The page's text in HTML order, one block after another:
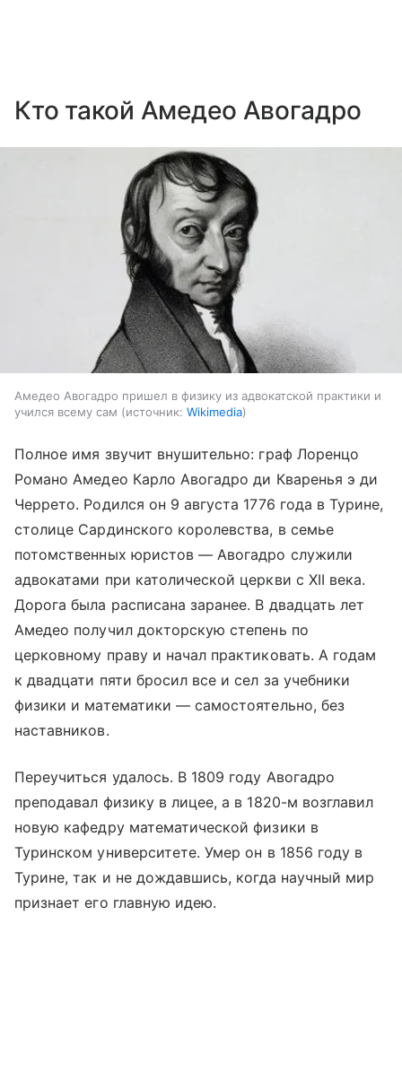
Кто такой Амедео Авогадро
Амедео Авогадро пришел в физику из адвокатской практики и
учился всему сам
источник: Wikimedia
Полное имя звучит внушительно: граф Лоренцо
Романо Амедео Карло Авогадро ди Кваренья э ди
Черрето. Родился он 9 августа 1776 года в Турине,
столице Сардинского королевства, в семье
потомственных юристов — Авогадро служили
адвокатами при католической церкви с XII века.
Дорога была расписана заранее. В двадцать лет
Амедео получил докторскую степень по
церковному праву и начал практиковать. А годам
к двадцати пяти бросил все и сел за учебники
физики и математики — самостоятельно, без
наставников.
Переучиться удалось. В 1809 году Авогадро
преподавал физику в лицее, а в 1820-м возглавил
новую кафедру математической физики в
Туринском университете. Умер он в 1856 году в
Турине, так и не дождавшись, когда научный мир
признает его главную идею.